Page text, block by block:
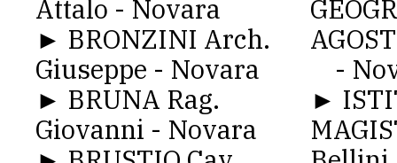
Attalo - Novara
► BRONZINI Arch.
Giuseppe - Novara
► BRUNA Rag.
Giovanni - Novara
-
►